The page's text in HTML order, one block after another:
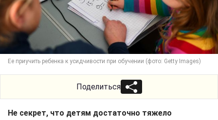
Ее приучить ребенка к усидчивости при обучении (фото: Getty Images)
Поделиться
Не секрет, что детям достаточно тяжело